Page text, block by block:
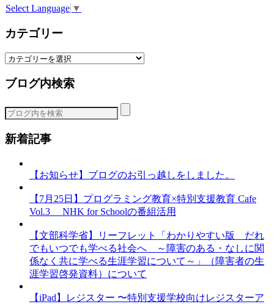
Select Language ▼
カテゴリー
カ
ゴ
ー
ブログ内検索
新着記事
【お知らせ】ブログのお引っ越しをしました。
【7月25日】プログラミング教育×特別支援教育 Cafe
Vol.3 NHK for Schoolの番組活用
【文部科学省】リーフレット「わかりやすい版 だれ
でもいつでも学べる社会へ ～障害のある・なしに関
係なく共に学べる生涯学習について～」（障害者の生
涯学習啓発資料）について
【iPad】レジスター 〜特別支援学校向けレジスターア